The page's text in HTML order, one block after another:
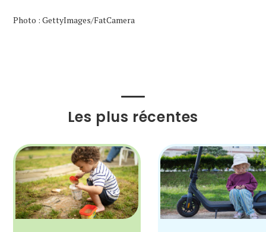
Photo : GettyImages/FatCamera
Les plus récentes